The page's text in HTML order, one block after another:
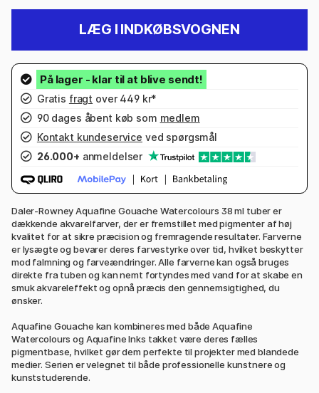
LÆG I INDKØBSVOGNEN
Gratis fragt over 449 kr*
90 dages åbent køb som medlem
Kontakt kundeservice ved spørgsmål
26.000+ anmeldelser
Daler-Rowney Aquafine Gouache Watercolours 38 ml tuber er
dækkende akvarelfarver, der er fremstillet med pigmenter af høj
kvalitet for at sikre præcision og fremragende resultater. Farverne
er lysægte og bevarer deres farvestyrke over tid, hvilket beskytter
mod falmning og farveændringer. Alle farverne kan også bruges
direkte fra tuben og kan nemt fortyndes med vand for at skabe en
smuk akvareleffekt og opnå præcis den gennemsigtighed, du
ønsker.
Aquafine Gouache kan kombineres med både Aquafine
Watercolours og Aquafine Inks takket være deres fælles
pigmentbase, hvilket gør dem perfekte til projekter med blandede
medier. Serien er velegnet til både professionelle kunstnere og
kunststuderende.